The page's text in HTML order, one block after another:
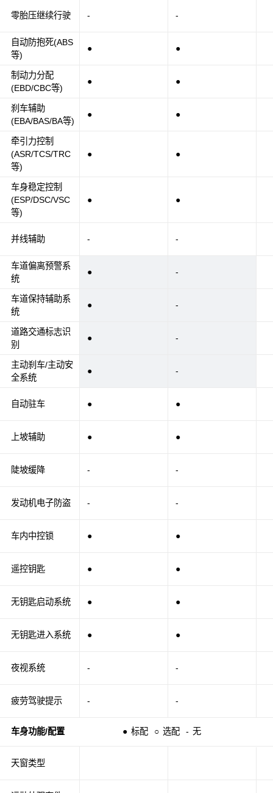
零胎压继续行驶
自动防抱死(ABS
等)
制动力分配
(EBD/CBC等)
刹车辅助
(EBA/BAS/BA等)
牵引力控制
(ASR/TCS/TRC
等)
车身稳定控制
(ESP/DSC/VSC
等)
并线辅助
车道偏离预警系
统
车道保持辅助系
统
道路交通标志识
别
主动刹车/主动安
全系统
自动驻车
上坡辅助
陡坡缓降
发动机电子防盗
车内中控锁
遥控钥匙
无钥匙启动系统
无钥匙进入系统
夜视系统
疲劳驾驶提示
车身功能/配置 ● 标配 ○ 选配 - 无
天窗类型
- -
● ●
● ●
● ●
● ●
● ●
- -
● -
● -
● -
● -
● ●
● ●
- -
- -
● ●
● ●
● ●
● ●
- -
- -